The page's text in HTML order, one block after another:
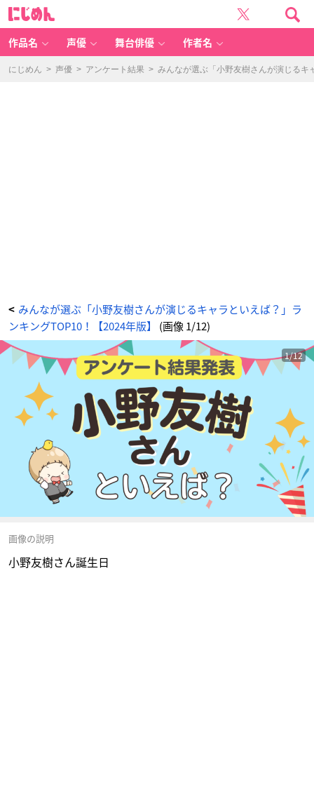
さ
日
作品名 声優 舞台俳優 作者名
にじめん > 声優 > アンケート結果 > みんなが選ぶ「小野友樹さんが演じる
< みんなが選ぶ「小野友樹さんが演じるキャラといえば？」ラ
ンキングTOP10！【2024年版】 (画像 1/12)
1/12
画像の説明
小野友樹さん誕生日